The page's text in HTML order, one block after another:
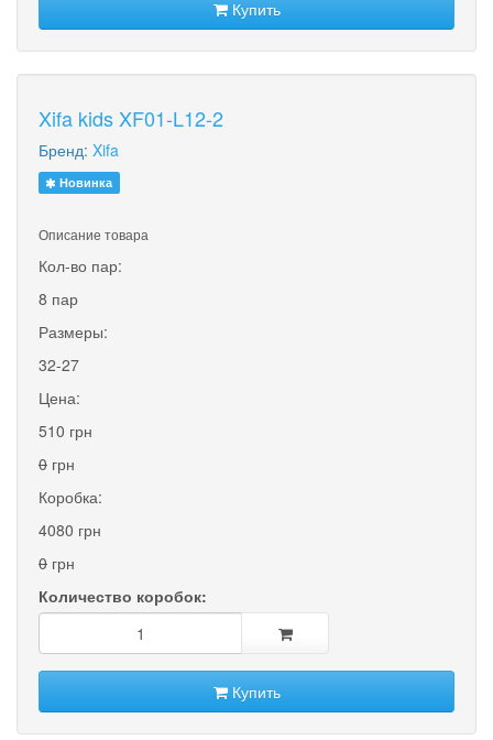
Купить
Xifa kids XF01-L12-2
Бренд: Xifa
Новинка
Описание товара
Кол-во пар:
8 пар
Размеры:
32-27
Цена:
510 грн
0 грн
Коробка:
4080 грн
0 грн
Количество коробок:
Купить